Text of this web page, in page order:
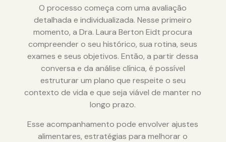
O processo começa com uma avaliação
detalhada e individualizada. Nesse primeiro
momento, a Dra. Laura Berton Eidt procura
compreender o seu histórico, sua rotina, seus
exames e seus objetivos. Então, a partir dessa
conversa e da análise clínica, é possível
estruturar um plano que respeite o seu
contexto de vida e que seja viável de manter no
longo prazo.
Esse acompanhamento pode envolver ajustes
alimentares, estratégias para melhorar o